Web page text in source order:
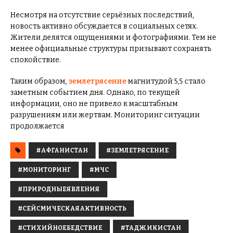
Несмотря на отсутствие серьёзных последствий,
новость активно обсуждается в социальных сетях.
Жители делятся ощущениями и фотографиями. Тем не
менее официальные структуры призывают сохранять
спокойствие.
Таким образом, землетрясениемагнитудой 5,5 стало
заметным событием дня. Однако, по текущей
информации, оно не привело к масштабным
разрушениям или жертвам. Мониторинг ситуации
продолжается
#АФГАНИСТАН #ЗЕМЛЕТРЯСЕНИЕ
#МОНИТОРИНГ #МЧС
#ПРИРОДНЫЕЯВЛЕНИЯ
#СЕЙСМИЧЕСКАЯАКТИВНОСТЬ
#СТИХИЙНОЕБЕДСТВИЕ #ТАДЖИКИСТАН